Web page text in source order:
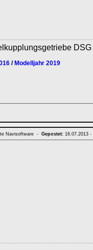
DSG
/ Modelljahr 2019
Navisoftware - Gepostet: 16.07.2013